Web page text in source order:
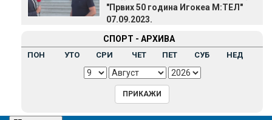
"Првих 50 година Игокеа М:ТЕЛ"
07.09.2023.
СПОРТ - АРХИВА
ПОН УТО СРИ ЧЕТ ПЕТ СУБ НЕД